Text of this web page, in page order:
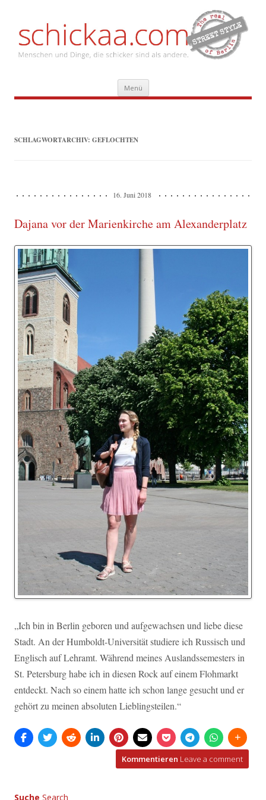
Menü Zum
Inhalt
springen
SCHLAGWORTARCHIV: GEFLOCHTEN
16. Juni 2018
Dajana vor der Marienkirche am Alexanderplatz
„Ich bin in Berlin geboren und aufgewachsen und liebe diese
Stadt. An der Humboldt-Universität studiere ich Russisch und
Englisch auf Lehramt. Während meines Auslandssemesters in
St. Petersburg habe ich in diesen Rock auf einem Flohmarkt
entdeckt. Nach so einem hatte ich schon lange gesucht und er
gehört zu meinen absoluten Lieblingsteilen.“
Kommentieren Leave a comment
Suche